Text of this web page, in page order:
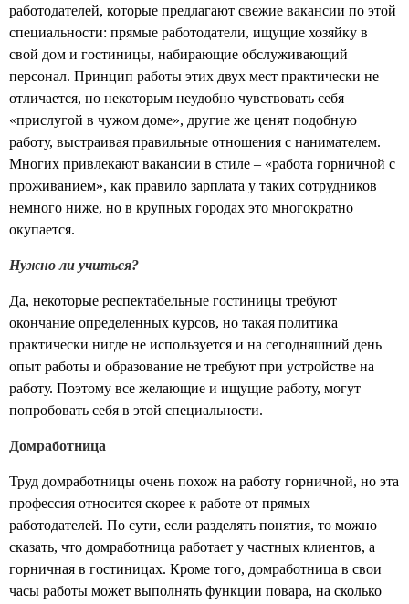
работодателей, которые предлагают свежие вакансии по этой
специальности: прямые работодатели, ищущие хозяйку в
свой дом и гостиницы, набирающие обслуживающий
персонал. Принцип работы этих двух мест практически не
отличается, но некоторым неудобно чувствовать себя
«прислугой в чужом доме», другие же ценят подобную
работу, выстраивая правильные отношения с нанимателем.
Многих привлекают вакансии в стиле – «работа горничной с
проживанием», как правило зарплата у таких сотрудников
немного ниже, но в крупных городах это многократно
окупается.
Нужно ли учиться?
Да, некоторые респектабельные гостиницы требуют
окончание определенных курсов, но такая политика
практически нигде не используется и на сегодняшний день
опыт работы и образование не требуют при устройстве на
работу. Поэтому все желающие и ищущие работу, могут
попробовать себя в этой специальности.
Домработница
Труд домработницы очень похож на работу горничной, но эта
профессия относится скорее к работе от прямых
работодателей. По сути, если разделять понятия, то можно
сказать, что домработница работает у частных клиентов, а
горничная в гостиницах. Кроме того, домработница в свои
часы работы может выполнять функции повара, на сколько